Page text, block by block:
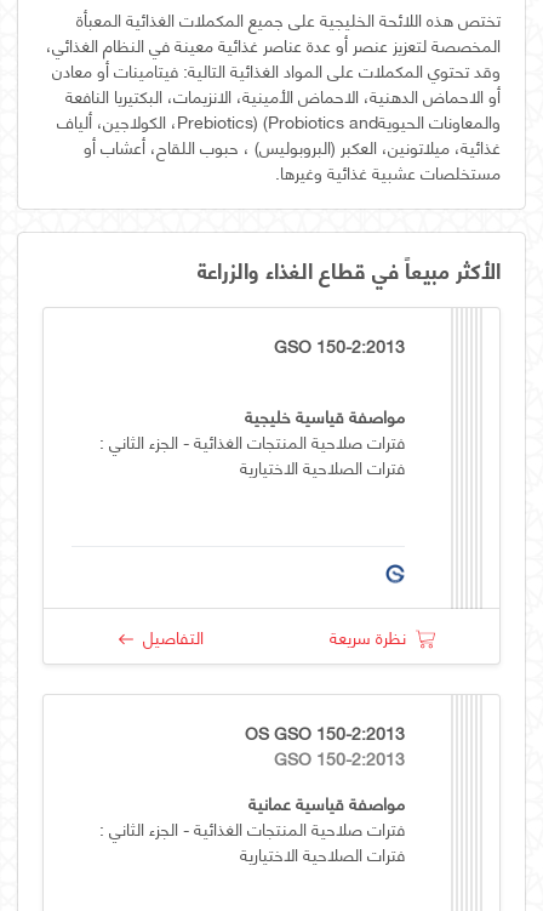
تختص هذه اللائحة الخليجية على جميع المكملات الغذائية المعبأة
المخصصة لتعزيز عنصر أو عدة عناصر غذائية معينة في النظام الغذائي،
وقد تحتوي المكملات على المواد الغذائية التالية: فيتامينات أو معادن
أو الاحماض الدهنية، الاحماض الأمينية، الانزيمات، البكتيريا النافعة
والمعاونات الحيويةPrebiotics) (Probiotics and، الكولاجين، ألياف
غذائية، ميلاتونين، العكبر (البروبوليس) ، حبوب اللقاح، أعشاب أو
مستخلصات عشبية غذائية وغيرها.
الأكثر مبيعاً في قطاع الغذاء والزراعة
GSO 150-2:2013
مواصفة قياسية خليجية
فترات صلاحية المنتجات الغذائية - الجزء الثاني :
فترات الصلاحية الاختيارية
نظرة سريعة التفاصيل
OS GSO 150-2:2013
GSO 150-2:2013
مواصفة قياسية عمانية
فترات صلاحية المنتجات الغذائية - الجزء الثاني :
فترات الصلاحية الاختيارية